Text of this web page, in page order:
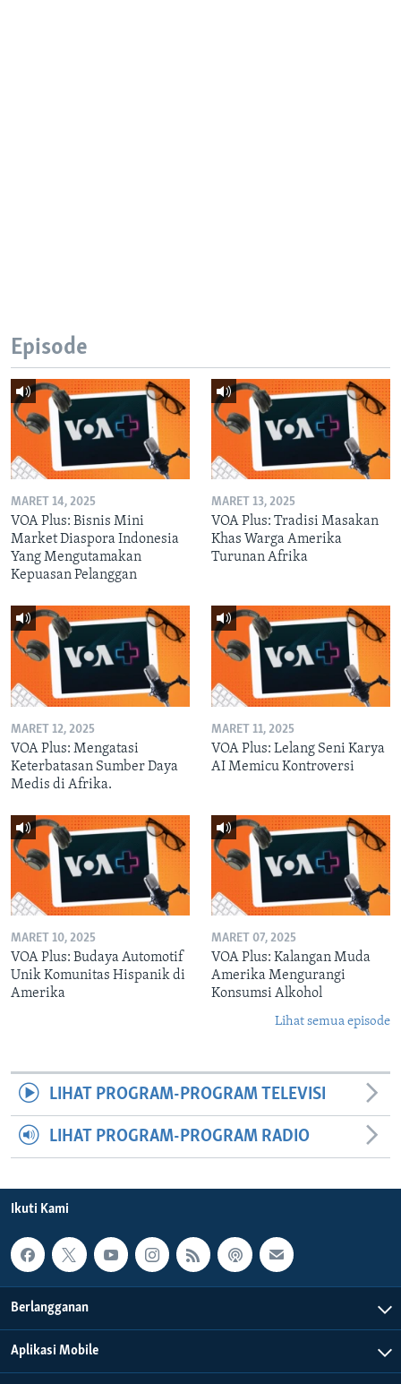
Episode
MARET 14, 2025
VOA Plus: Bisnis Mini
Market Diaspora Indonesia
Yang Mengutamakan
Kepuasan Pelanggan
MARET 13, 2025
VOA Plus: Tradisi Masakan
Khas Warga Amerika
Turunan Afrika
MARET 12, 2025
VOA Plus: Mengatasi
Keterbatasan Sumber Daya
Medis di Afrika.
MARET 11, 2025
VOA Plus: Lelang Seni Karya
AI Memicu Kontroversi
MARET 10, 2025
VOA Plus: Budaya Automotif
Unik Komunitas Hispanik di
Amerika
MARET 07, 2025
VOA Plus: Kalangan Muda
Amerika Mengurangi
Konsumsi Alkohol
Lihat semua episode
LIHAT PROGRAM-PROGRAM TELEVISI
LIHAT PROGRAM-PROGRAM RADIO
Ikuti Kami
Berlangganan
Aplikasi Mobile